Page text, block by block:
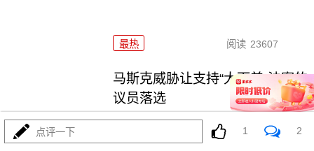
最热 阅读 23607
马斯克威胁让支持“大而美”法案的
议员落选
阅读 22170
点评一下 1 2